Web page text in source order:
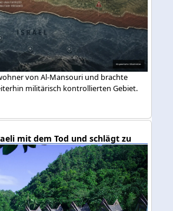
von Al-Mansouri und brachte
militärisch kontrollierten Gebiet.
mit dem Tod und schlägt zu